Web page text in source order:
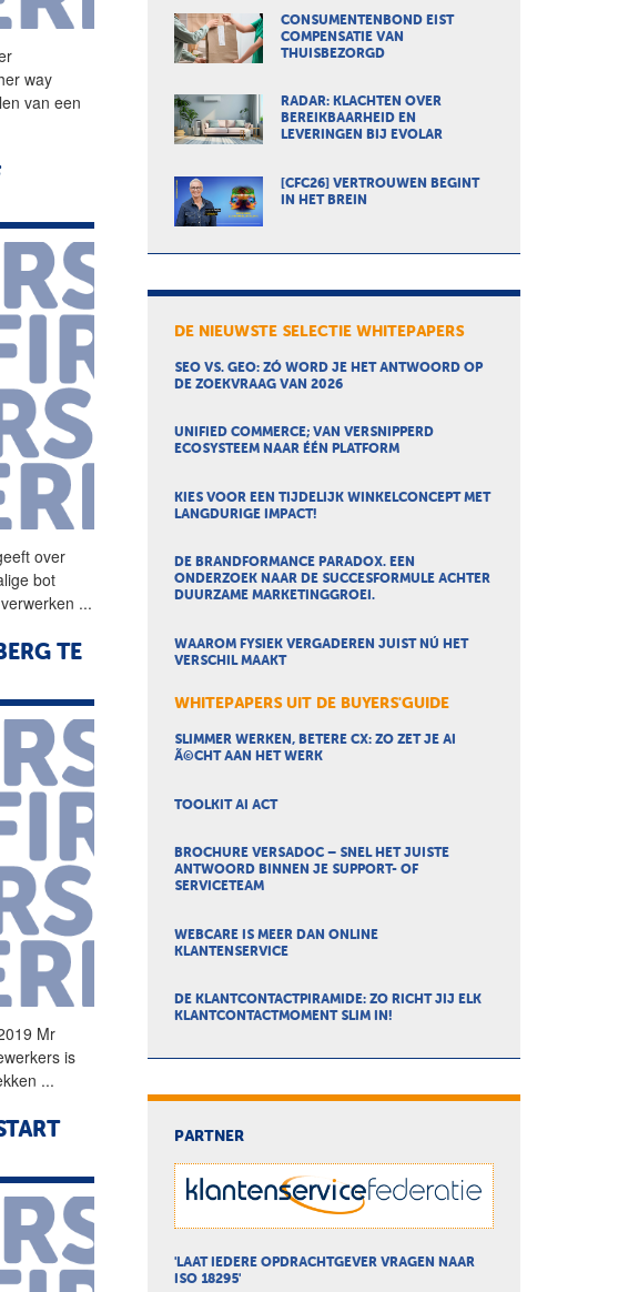
way
van een
over
bot
...
TE
Mr
is
...
CONSUMENTENBOND EIST
COMPENSATIE VAN
THUISBEZORGD
RADAR: KLACHTEN OVER
BEREIKBAARHEID EN
LEVERINGEN BIJ EVOLAR
[CFC26] VERTROUWEN BEGINT
IN HET BREIN
DE NIEUWSTE SELECTIE WHITEPAPERS
SEO VS. GEO: ZÓ WORD JE HET ANTWOORD OP
DE ZOEKVRAAG VAN 2026
UNIFIED COMMERCE; VAN VERSNIPPERD
ECOSYSTEEM NAAR ÉÉN PLATFORM
KIES VOOR EEN TIJDELIJK WINKELCONCEPT MET
LANGDURIGE IMPACT!
DE BRANDFORMANCE PARADOX. EEN
ONDERZOEK NAAR DE SUCCESFORMULE ACHTER
DUURZAME MARKETINGGROEI.
WAAROM FYSIEK VERGADEREN JUIST NÚ HET
VERSCHIL MAAKT
WHITEPAPERS UIT DE BUYERS'GUIDE
SLIMMER WERKEN, BETERE CX: ZO ZET JE AI
Ã©CHT AAN HET WERK
TOOLKIT AI ACT
BROCHURE VERSADOC – SNEL HET JUISTE
ANTWOORD BINNEN JE SUPPORT- OF
SERVICETEAM
WEBCARE IS MEER DAN ONLINE
KLANTENSERVICE
DE KLANTCONTACTPIRAMIDE: ZO RICHT JIJ ELK
KLANTCONTACTMOMENT SLIM IN!
PARTNER
'LAAT IEDERE OPDRACHTGEVER VRAGEN NAAR
ISO 18295'